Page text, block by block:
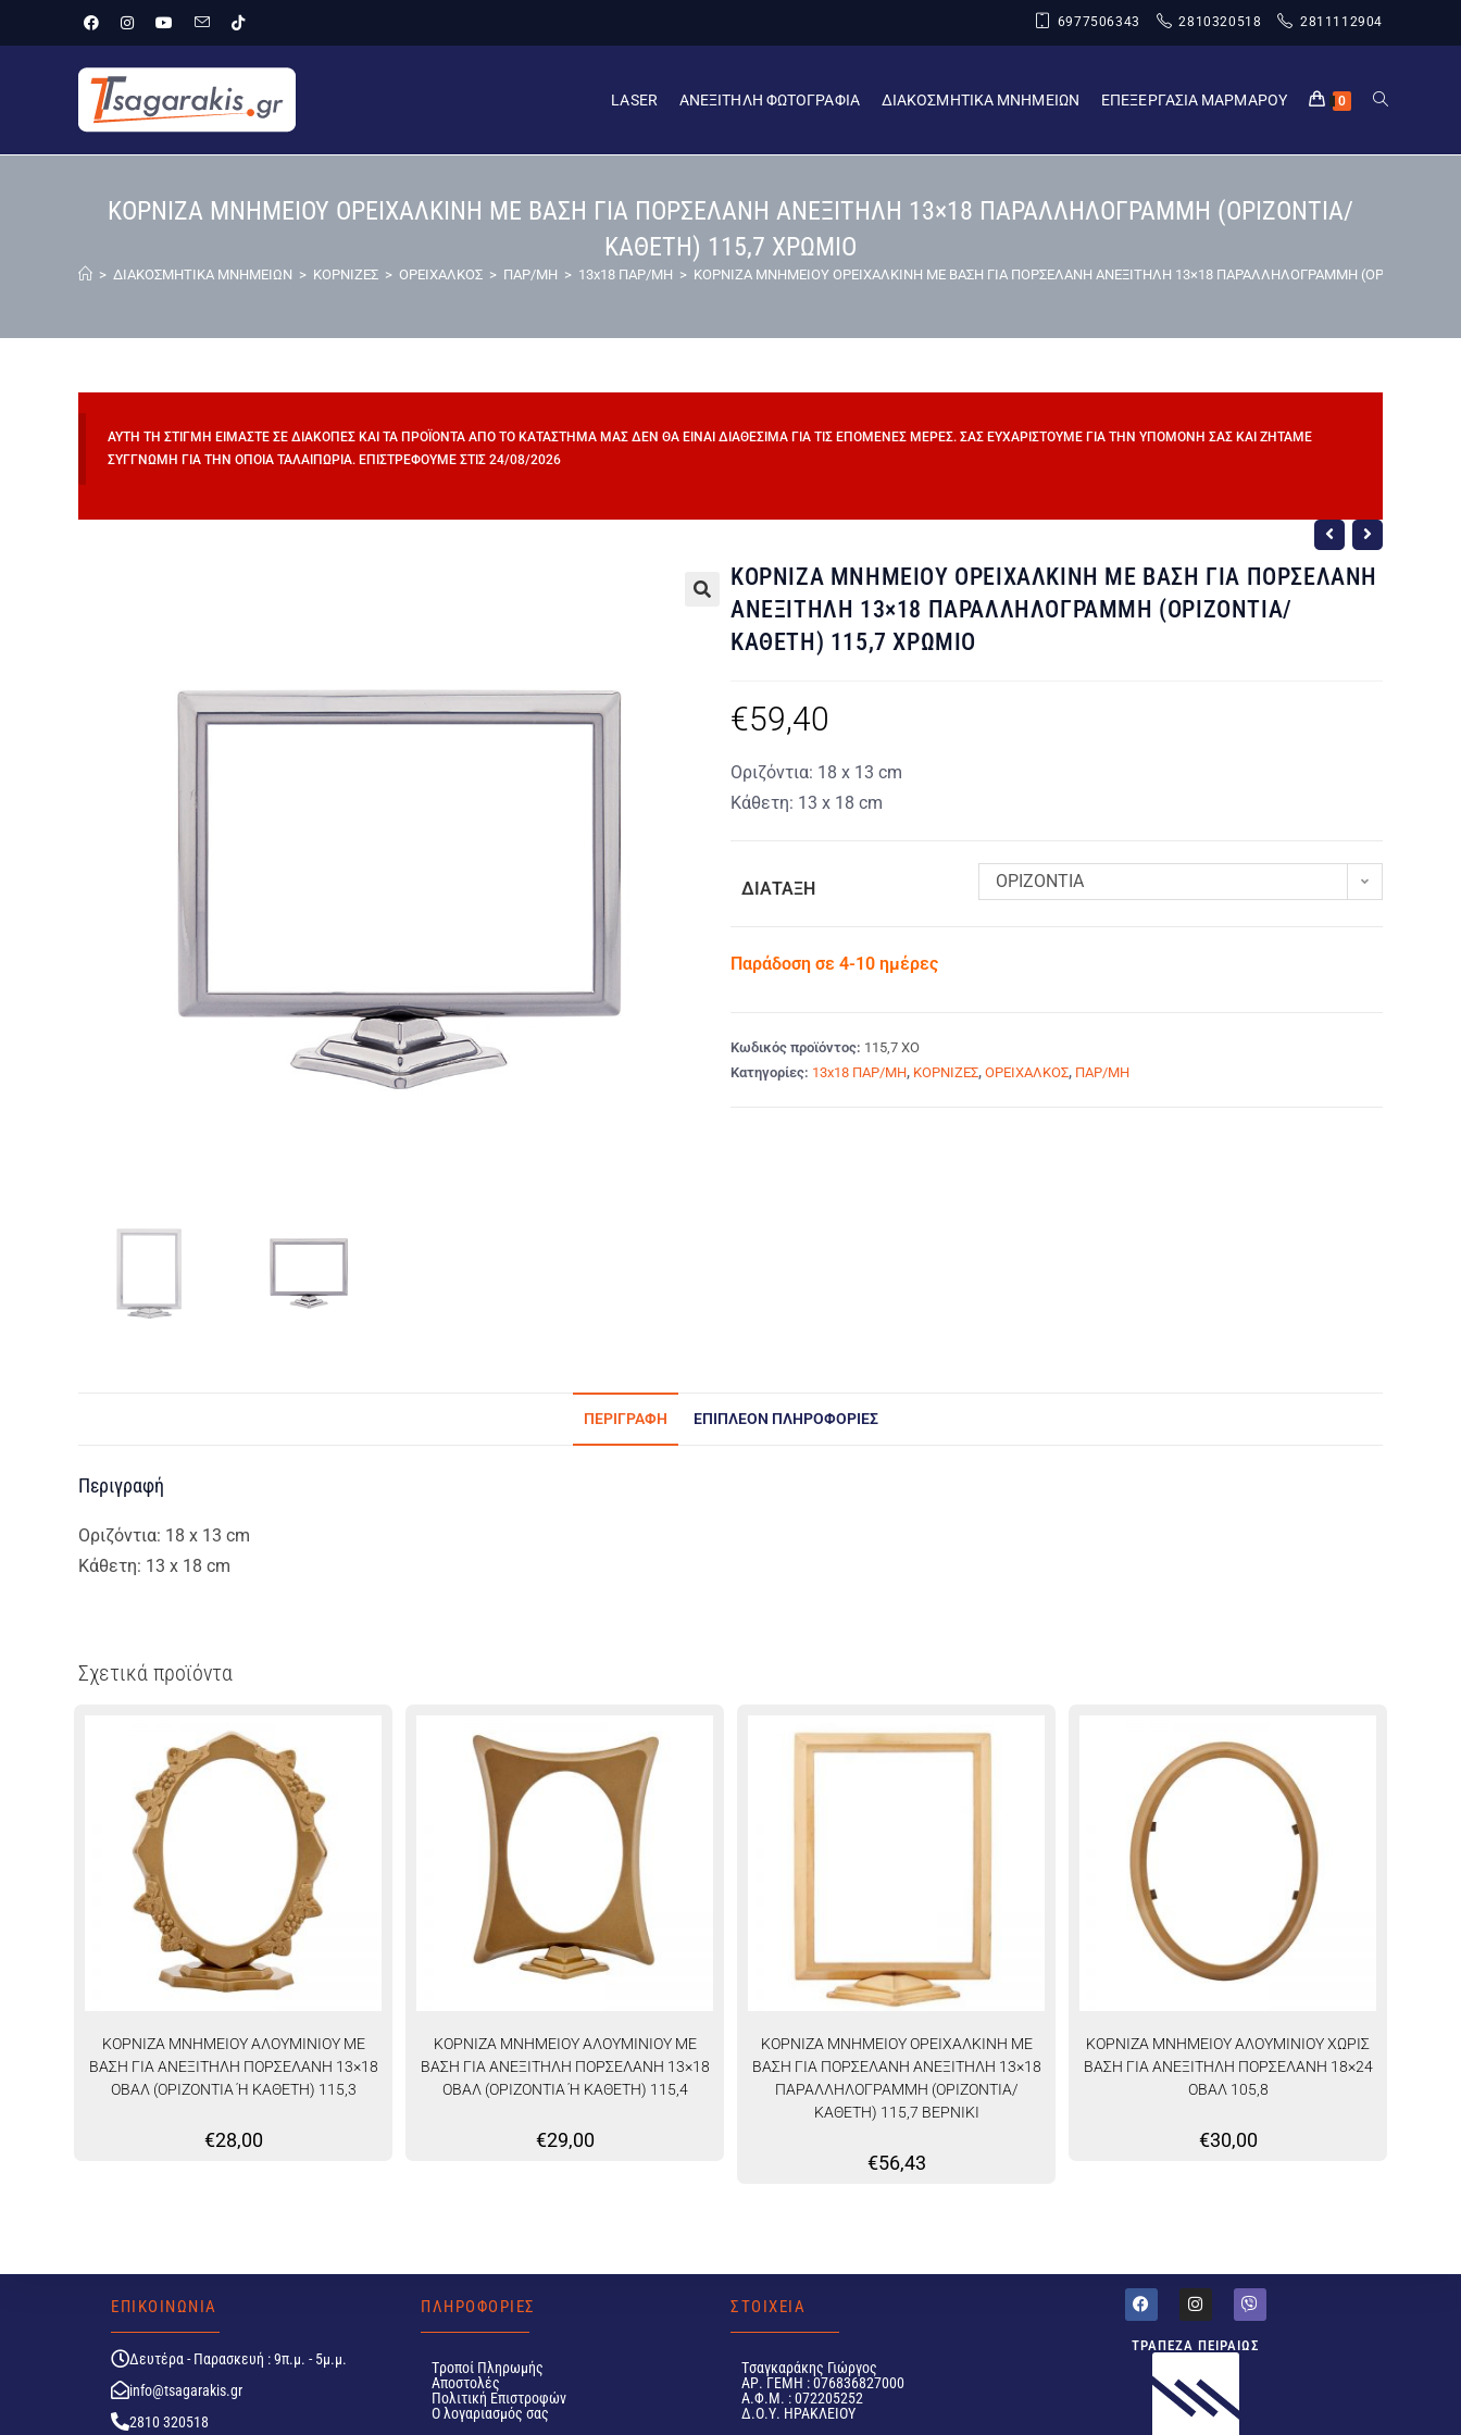
6977506343 2810320518 2811112904
LASER ΑΝΕΞΙΤΗΛΗ ΦΩΤΟΓΡΑΦΙΑ ΔΙΑΚΟΣΜΗΤΙΚΑ ΜΝΗΜΕΙΩΝ ΕΠΕΞΕΡΓΑΣΙΑ ΜΑΡΜΑΡΟΥ 0
ΚΟΡΝΙΖΑ ΜΝΗΜΕΙΟΥ ΟΡΕΙΧΑΛΚΙΝΗ ΜΕ ΒΑΣΗ ΓΙΑ ΠΟΡΣΕΛΑΝΗ ΑΝΕΞΙΤΗΛΗ 13×18 ΠΑΡΑΛΛΗΛΟΓΡΑΜΜΗ (ΟΡΙΖΟΝΤΙΑ/
ΚΑΘΕΤΗ) 115,7 ΧΡΩΜΙΟ
> ΔΙΑΚΟΣΜΗΤΙΚΑ ΜΝΗΜΕΙΩΝ > ΚΟΡΝΙΖΕΣ > ΟΡΕΙΧΑΛΚΟΣ > ΠΑΡ/ΜΗ > 13x18 ΠΑΡ/ΜΗ > ΚΟΡΝΙΖΑ ΜΝΗΜΕΙΟΥ ΟΡΕΙΧΑΛΚΙΝΗ ΜΕ ΒΑΣΗ ΓΙΑ ΠΟΡΣΕΛΑΝΗ ΑΝΕΞΙΤΗΛΗ 13×18 ΠΑΡΑΛΛΗΛΟΓΡΑΜΜΗ (ΟΡΙΖΟΝΤΙΑ/
ΑΥΤΉ ΤΗ ΣΤΙΓΜΉ ΕΊΜΑΣΤΕ ΣΕ ΔΙΑΚΟΠΈΣ ΚΑΙ ΤΑ ΠΡΟΪΌΝΤΑ ΑΠΌ ΤΟ ΚΑΤΆΣΤΗΜΆ ΜΑΣ ΔΕΝ ΘΑ ΕΊΝΑΙ ΔΙΑΘΈΣΙΜΑ ΓΙΑ ΤΙΣ ΕΠΌΜΕΝΕΣ ΜΈΡΕΣ. ΣΑΣ ΕΥΧΑΡΙΣΤΟΎΜΕ ΓΙΑ ΤΗΝ ΥΠΟΜΟΝΉ ΣΑΣ ΚΑΙ ΖΗΤΆΜΕ
ΣΥΓΓΝΏΜΗ ΓΙΑ ΤΗΝ ΌΠΟΙΑ ΤΑΛΑΙΠΩΡΊΑ. ΕΠΙΣΤΡΈΦΟΥΜΕ ΣΤΙΣ 24/08/2026
ΚΟΡΝΙΖΑ ΜΝΗΜΕΙΟΥ ΟΡΕΙΧΑΛΚΙΝΗ ΜΕ ΒΑΣΗ ΓΙΑ ΠΟΡΣΕΛΑΝΗ
ΑΝΕΞΙΤΗΛΗ 13×18 ΠΑΡΑΛΛΗΛΟΓΡΑΜΜΗ (ΟΡΙΖΟΝΤΙΑ/
ΚΑΘΕΤΗ) 115,7 ΧΡΩΜΙΟ
€59,40
Οριζόντια: 18 x 13 cm
Κάθετη: 13 x 18 cm
ΔΙΑΤΑΞΗ ΟΡΙΖΟΝΤΙΑ
Παράδοση σε 4-10 ημέρες
Κωδικός προϊόντος: 115,7 ΧΟ
Κατηγορίες: 13x18 ΠΑΡ/ΜΗ, ΚΟΡΝΙΖΕΣ, ΟΡΕΙΧΑΛΚΟΣ, ΠΑΡ/ΜΗ
ΠΕΡΙΓΡΑΦΉ ΕΠΙΠΛΈΟΝ ΠΛΗΡΟΦΟΡΊΕΣ
Περιγραφή
Οριζόντια: 18 x 13 cm
Κάθετη: 13 x 18 cm
Σχετικά προϊόντα
ΚΟΡΝΙΖΑ ΜΝΗΜΕΙΟΥ ΑΛΟΥΜΙΝΙΟΥ ΜΕ
ΒΑΣΗ ΓΙΑ ΑΝΕΞΙΤΗΛΗ ΠΟΡΣΕΛΑΝΗ 13×18
ΟΒΑΛ (ΟΡΙΖΟΝΤΙΑ Ή ΚΑΘΕΤΗ) 115,3
€28,00
ΚΟΡΝΙΖΑ ΜΝΗΜΕΙΟΥ ΑΛΟΥΜΙΝΙΟΥ ΜΕ
ΒΑΣΗ ΓΙΑ ΑΝΕΞΙΤΗΛΗ ΠΟΡΣΕΛΑΝΗ 13×18
ΟΒΑΛ (ΟΡΙΖΟΝΤΙΑ Ή ΚΑΘΕΤΗ) 115,4
€29,00
ΚΟΡΝΙΖΑ ΜΝΗΜΕΙΟΥ ΟΡΕΙΧΑΛΚΙΝΗ ΜΕ
ΒΑΣΗ ΓΙΑ ΠΟΡΣΕΛΑΝΗ ΑΝΕΞΙΤΗΛΗ 13×18
ΠΑΡΑΛΛΗΛΟΓΡΑΜΜΗ (ΟΡΙΖΟΝΤΙΑ/
ΚΑΘΕΤΗ) 115,7 ΒΕΡΝΙΚΙ
€56,43
ΚΟΡΝΙΖΑ ΜΝΗΜΕΙΟΥ ΑΛΟΥΜΙΝΙΟΥ ΧΩΡΙΣ
ΒΑΣΗ ΓΙΑ ΑΝΕΞΙΤΗΛΗ ΠΟΡΣΕΛΑΝΗ 18×24
ΟΒΑΛ 105,8
€30,00
ΕΠΙΚΟΙΝΩΝΙΑ
Δευτέρα - Παρασκευή : 9π.μ. - 5μ.μ.
info@tsagarakis.gr
2810 320518
ΠΛΗΡΟΦΟΡΙΕΣ
Tροποί Πληρωμής
Αποστολές
Πολιτική Επιστροφών
Ο λογαριασμός σας
ΣΤΟΙΧΕΙΑ
Tσαγκαράκης Γιώργος
ΑΡ. ΓΕΜΗ : 076836827000
Α.Φ.Μ. : 072205252
Δ.Ο.Υ. ΗΡΑΚΛΕΙΟΥ
ΤΡΑΠΕΖΑ ΠΕΙΡΑΙΩΣ